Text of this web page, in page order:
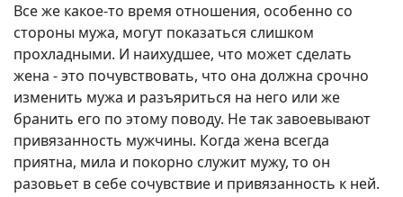
Все же какое-то время отношения, особенно со
стороны мужа, могут показаться слишком
прохладными. И наихудшее, что может сделать
жена - это почувствовать, что она должна срочно
изменить мужа и разъяриться на него или же
бранить его по этому поводу. Не так завоевывают
привязанность мужчины. Когда жена всегда
приятна, мила и покорно служит мужу, то он
разовьет в себе сочувствие и привязанность к ней.